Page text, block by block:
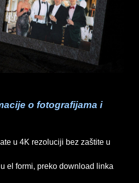
o fotografijama i
u 4K rezoluciji bez zaštite u
el formi, preko download linka